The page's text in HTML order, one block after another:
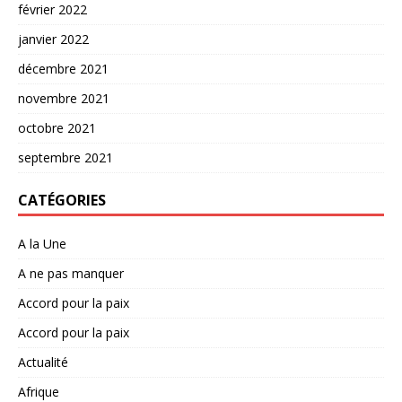
février 2022
janvier 2022
décembre 2021
novembre 2021
octobre 2021
septembre 2021
CATÉGORIES
A la Une
A ne pas manquer
Accord pour la paix
Accord pour la paix
Actualité
Afrique